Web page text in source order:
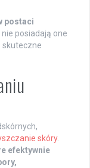
postaci
nie posiadają one
skuteczne
skóry.
efektywnie